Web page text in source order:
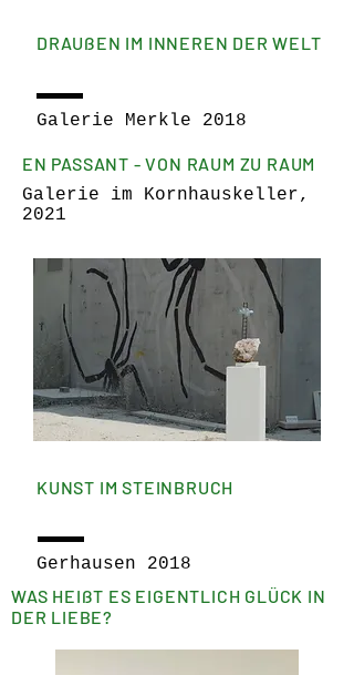
DRAUßEN IM INNEREN DER WELT
Galerie Merkle 2018
EN PASSANT - VON RAUM ZU RAUM
Galerie im Kornhauskeller,
2021
KUNST IM STEINBRUCH
Gerhausen 2018
WAS HEIßT ES EIGENTLICH GLÜCK IN
DER LIEBE?